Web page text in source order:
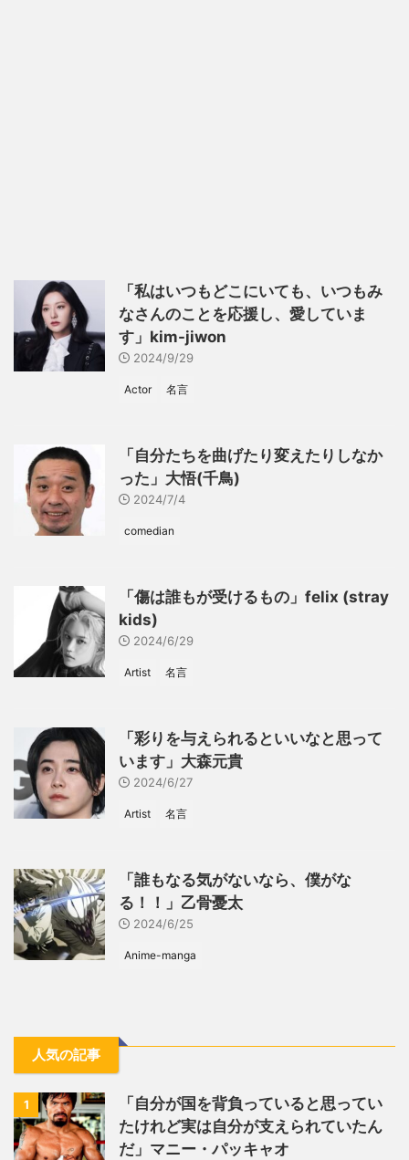
「私はいつもどこにいても、いつもみ
なさんのことを応援し、愛していま
す」kim-jiwon
2024/9/29
Actor 名言
「自分たちを曲げたり変えたりしなか
った」大悟(千鳥)
2024/7/4
comedian
「傷は誰もが受けるもの」felix (stray
kids)
2024/6/29
Artist 名言
「彩りを与えられるといいなと思って
います」大森元貴
2024/6/27
Artist 名言
「誰もなる気がないなら、僕がな
る！！」乙骨憂太
2024/6/25
Anime-manga
人気の記事
1
「自分が国を背負っていると思ってい
たけれど実は自分が支えられていたん
だ」マニー・パッキャオ